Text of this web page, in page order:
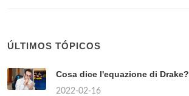
ÚLTIMOS TÓPICOS
Cosa dice l'equazione di Drake?
2022-02-16